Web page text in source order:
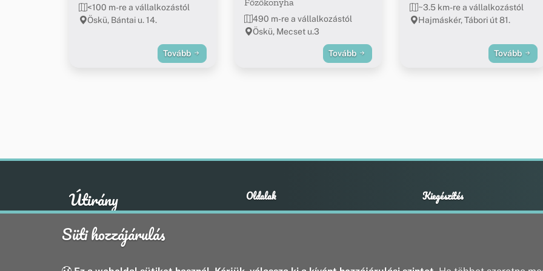
<100 m-re a vállalkozástól
Öskü, Bántai u. 14.
Tovább
490 m-re a vállalkozástól
Öskü, Mecset u.3
Tovább
~3.5 km-re a vállalkozástól
Hajmáskér, Tábori út 81.
Tovább
Útirány Oldalak
Hírek
Kiegészítés
Adatvédelmi nyilatkozat
Süti hozzájárulás